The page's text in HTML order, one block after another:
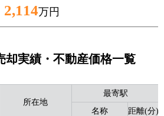
2,114万円
却実績・不動産価格一覧
所在地
最寄駅
名称
距離(分)